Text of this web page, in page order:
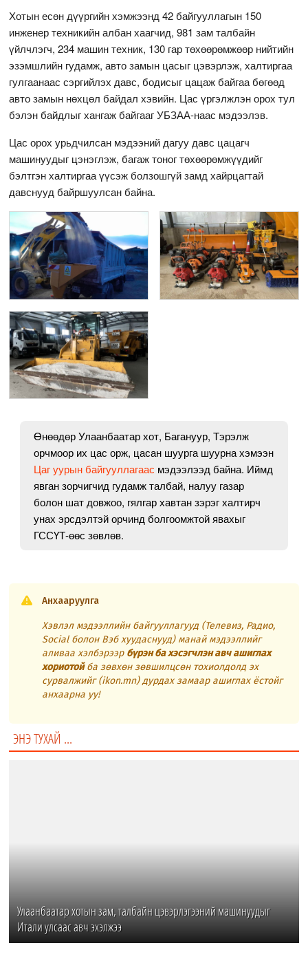
Хотын есөн дүүргийн хэмжээнд 42 байгууллагын 150
инженер техникийн албан хаагчид, 981 зам талбайн
үйлчлэгч, 234 машин техник, 130 гар төхөөрөмжөөр нийтийн
эзэмшлийн гудамж, авто замын цасыг цэвэрлэж, халтиргаа
гулгаанаас сэргийлэх давс, бодисыг цацаж байгаа бөгөөд
авто замын нөхцөл байдал хэвийн. Цас үргэлжлэн орох тул
бэлэн байдлыг хангаж байгааг УБЗАА-наас мэдээлэв.
Цас орох урьдчилсан мэдээний дагуу давс цацагч
машинуудыг цэнэглэж, багаж тоног төхөөрөмжүүдийг
бэлтгэн халтиргаа үүсэж болзошгүй замд хайрцагтай
давснууд байршуулсан байна.
Өнөөдөр Улаанбаатар хот, Багануур, Тэрэлж
орчмоор их цас орж, цасан шуурга шуурна хэмээн
Цаг уурын байгууллагаас мэдээлээд байна. Иймд
явган зорчигчид гудамж талбай, налуу газар
болон шат довжоо, гялгар хавтан зэрэг халтирч
унах эрсдэлтэй орчинд болгоомжтой явахыг
ГССҮТ-өөс зөвлөв.
Анхааруулга
Хэвлэл мэдээллийн байгууллагууд (Телевиз, Радио,
Social болон Вэб хуудаснууд) манай мэдээллийг
аливаа хэлбэрээр бүрэн ба хэсэгчлэн авч ашиглах
хориотойба зөвхөн зөвшилцсөн тохиолдолд эх
сурвалжийг (ikon.mn) дурдах замаар ашиглах ёстойг
анхаарна уу!
ЭНЭ ТУХАЙ ...
Улаанбаатар хотын зам, талбайн цэвэрлэгээний машинуудыг
Итали улсаас авч эхэлжээ